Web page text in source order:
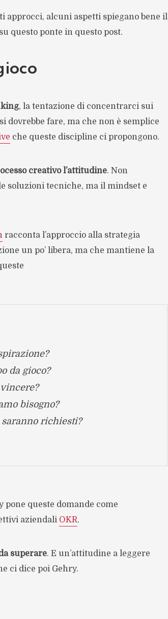
alcuni aspetti spiegano bene il
questo ponte in questo post.
, la tentazione di concentrarci sui
fare, ma che non è semplice
che queste discipline ci propongono.
creativo l’attitudine. Non
soluzioni tecniche, ma il mindset e
racconta l’approccio alla strategia
un po’ libera, ma che mantiene la
da gioco?
bisogno?
richiesti?
pone queste domande come
aziendali OKR.
superare. E un’attitudine a leggere
ci dice poi Gehry.